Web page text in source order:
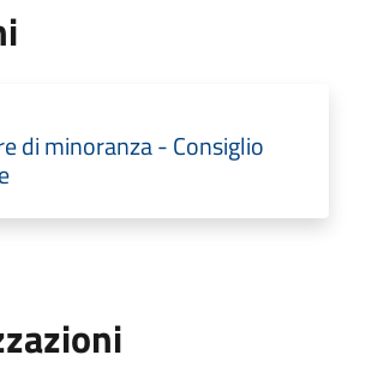
di minoranza - Consiglio